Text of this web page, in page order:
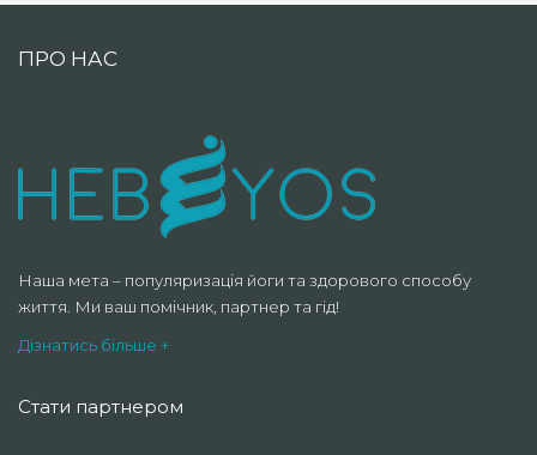
ПРО НАС
Наша мета – популяризація йоги та здорового способу
життя. Ми ваш помічник, партнер та гід!
Дізнатись більше +
Стати партнером